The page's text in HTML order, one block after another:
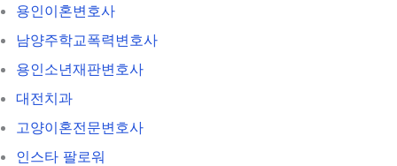
용인이혼변호사
남양주학교폭력변호사
용인소년재판변호사
대전치과
고양이혼전문변호사
인스타 팔로워